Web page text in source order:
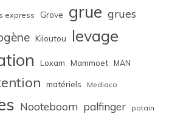
express Grove grue grues
Kiloutou levage
Loxam Mammoet MAN
matériels Mediaco
Nooteboom palfinger potain